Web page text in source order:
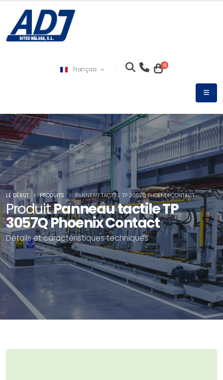
Français 0
ProduitPanneau tactile TP
3057Q Phoenix Contact
Détails et caractéristiques techniques
LE DÉBUT PRODUITS PANNEAU TACTILE TP 3057Q PHOENIX CONTACT